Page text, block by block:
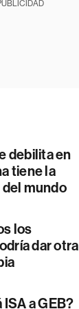
debilita en
tiene la
mundo
los
dar otra
a GEB?